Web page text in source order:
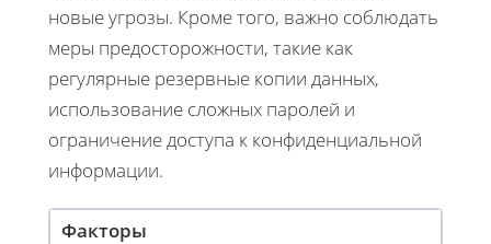
новые угрозы. Кроме того, важно соблюдать
меры предосторожности, такие как
регулярные резервные копии данных,
использование сложных паролей и
ограничение доступа к конфиденциальной
информации.
Факторы